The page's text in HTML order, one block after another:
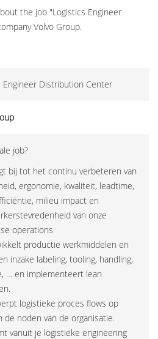
the job "Logistics Engineer
Volvo Group.
Engineer Distribution Center
job?
bij tot het continu verbeteren van
ergonomie, kwaliteit, leadtime,
milieu impact en
van onze
operations
productie werkmiddelen en
inzake labeling, tooling, handling,
… en implementeert lean
logistieke proces flows op
de noden van de organisatie.
vanuit je logistieke engineering